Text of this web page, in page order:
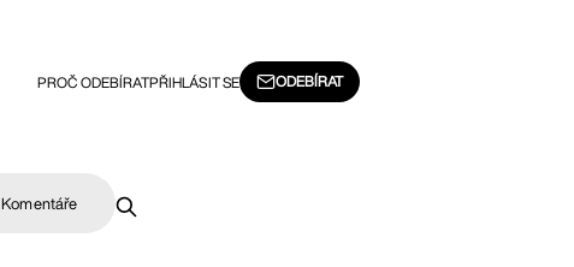
PROČ ODEBÍRATPŘIHLÁSIT SE ODEBÍRAT
Komentáře